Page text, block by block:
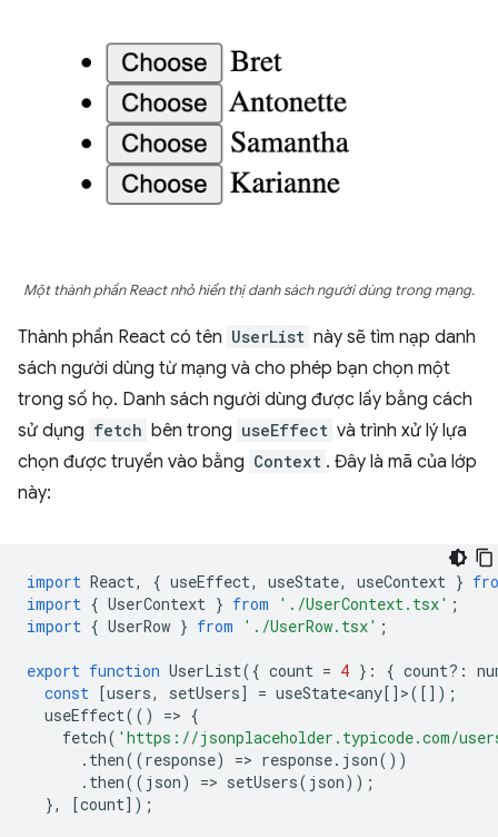
Một thành phần React nhỏ hiển thị danh sách người dùng trong mạng.
Thành phần React có tên UserList này sẽ tìm nạp danh
sách người dùng từ mạng và cho phép bạn chọn một
trong số họ. Danh sách người dùng được lấy bằng cách
sử dụng fetch bên trong useEffect và trình xử lý lựa
chọn được truyền vào bằng Context . Đây là mã của lớp
này:
import React, { useEffect, useState, useContext }
import { UserContext } from './UserContext.tsx' ;
import { UserRow } from './UserRow.tsx' ;
export function UserList({ count = 4 } : { count?:
const [users, setUsers] = useState<any[]>([]);
useEffect(() => {
fetch( 'https://jsonplaceholder.typicode.com/
. then((response) => response. json())
. then(( json) => setUsers( json));
},
[count]);